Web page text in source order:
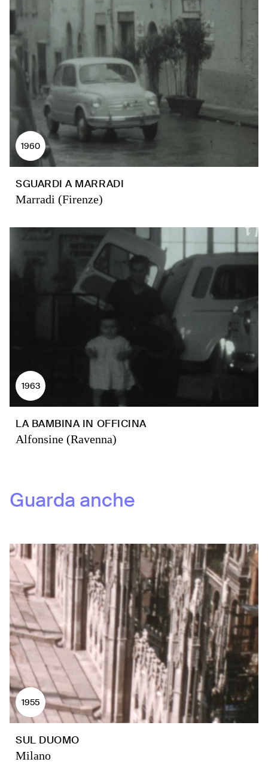
1960
SGUARDI A MARRADI
Marradi (Firenze)
1963
LA BAMBINA IN OFFICINA
Alfonsine (Ravenna)
Guarda anche
1955
SUL DUOMO
Milano